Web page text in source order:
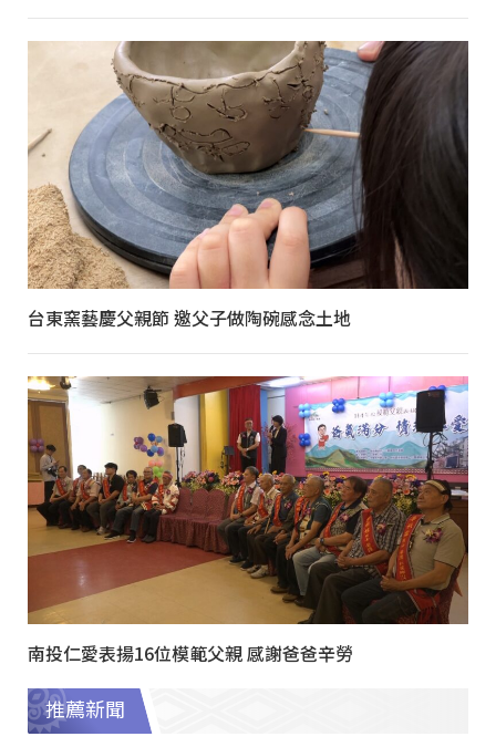
台東窯藝慶父親節 邀父子做陶碗感念土地
南投仁愛表揚16位模範父親 感謝爸爸辛勞
推薦新聞